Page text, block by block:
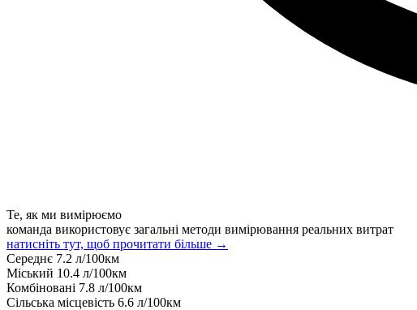
Те, як ми вимірюємо
команда використовує загальні методи вимірювання реальних витрат
натисніть тут, щоб прочитати більше →
Середнє 7.2 л/100км
Міський 10.4 л/100км
Комбіновані 7.8 л/100км
Сільська місцевість 6.6 л/100км